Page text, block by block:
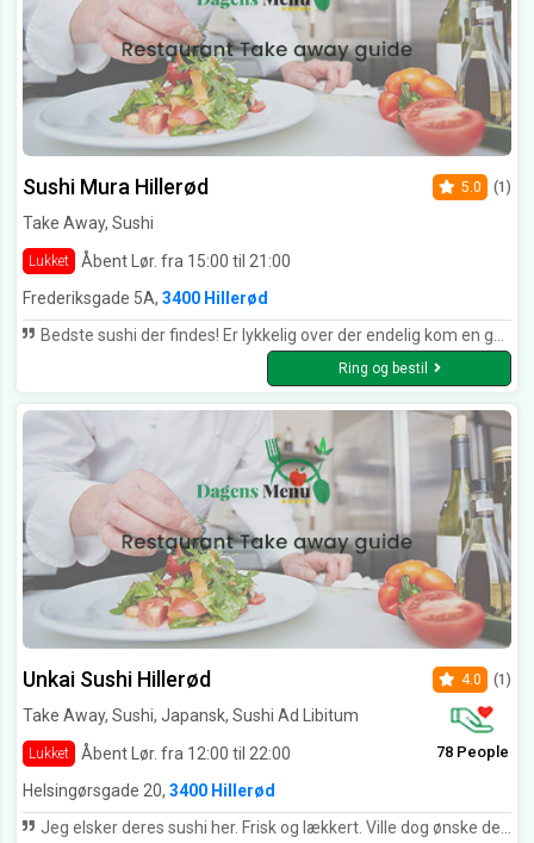
Sushi Mura Hillerød
Take Away, Sushi
Lukket Åbent Lør. fra 15:00 til 21:00
5.0 (1)
Frederiksgade 5A, 3400 Hillerød
Bedste sushi der findes! Er lykkelig over der endelig kom en god sushi Resturant i Hillerød! Det kan de andre altså ikke følge med! Og fantastisk med deres rabat kort, gir lige det ekstra ! 💪🏻😊
Ring og bestil
Unkai Sushi Hillerød
Take Away, Sushi, Japansk, Sushi Ad Libitum
Lukket Åbent Lør. fra 12:00 til 22:00
4.0 (1)
78 People
Helsingørsgade 20, 3400 Hillerød
Jeg elsker deres sushi her. Frisk og lækkert. Ville dog ønske de havde mere vegetar sushi.